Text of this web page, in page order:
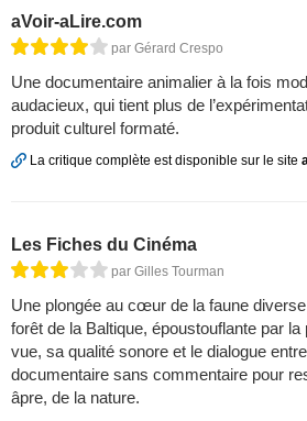
aVoir-aLire.com
par Gérard Crespo
Une documentaire animalier à la fois
audacieux, qui tient plus de
produit culturel formaté.
La critique complète est disponible sur le site
Les Fiches du Cinéma
par Gilles Tourman
Une plongée au cœur de la faune diverse
forêt de la Baltique, époustouflante par
vue, sa qualité sonore et le dialogue
documentaire sans commentaire pour
âpre, de la nature.